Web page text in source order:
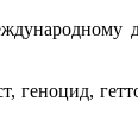
геноцид,